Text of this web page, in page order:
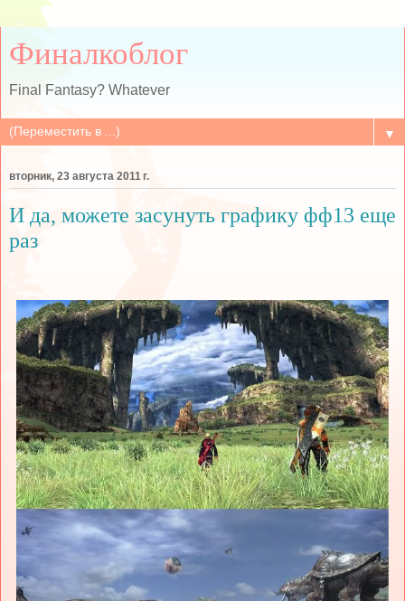
Финалкоблог
Final Fantasy? Whatever
▼
вторник, 23 августа 2011 г.
И да, можете засунуть графику фф13 еще
раз